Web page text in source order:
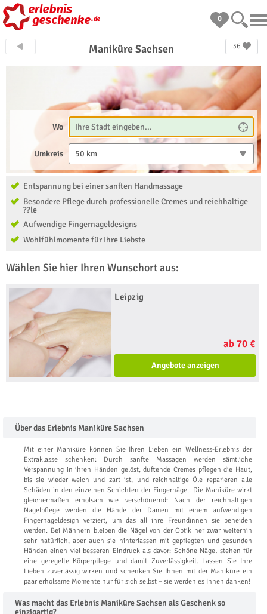
0
36
Maniküre Sachsen
Wo
Umkreis 50 km
Entspannung bei einer sanften Handmassage
Besondere Pflege durch professionelle Cremes und reichhaltige
??le
Aufwendige Fingernageldesigns
Wohlfühlmomente für Ihre Liebste
Wählen Sie hier Ihren Wunschort aus:
Leipzig
ab 70 €
Angebote anzeigen
Über das Erlebnis Maniküre Sachsen
Mit einer Maniküre können Sie Ihren Lieben ein Wellness-Erlebnis der
Extraklasse schenken: Durch sanfte Massagen werden sämtliche
Verspannung in ihren Händen gelöst, duftende Cremes pflegen die Haut,
bis sie wieder weich und zart ist, und reichhaltige Öle reparieren alle
Schäden in den einzelnen Schichten der Fingernägel. Die Maniküre wirkt
gleichermaßen erholsam wie verschönernd: Nach der reichhaltigen
Nagelpflege werden die Hände der Damen mit einem aufwendigen
Fingernageldesign verziert, um das all ihre Freundinnen sie beneiden
werden. Bei Männern bleiben die Nägel von der Optik her zwar weiterhin
sehr natürlich, aber auch sie hinterlassen mit gepflegten und gesunden
Händen einen viel besseren Eindruck als davor: Schöne Nägel stehen für
eine geregelte Körperpflege und damit Zuverlässigkeit. Lassen Sie Ihre
Lieben zuverlässig wirken und schenken Sie Ihnen mit der Maniküre ein
paar erholsame Momente nur für sich selbst – sie werden es Ihnen danken!
Was macht das Erlebnis Maniküre Sachsen als Geschenk so
einzigartig?